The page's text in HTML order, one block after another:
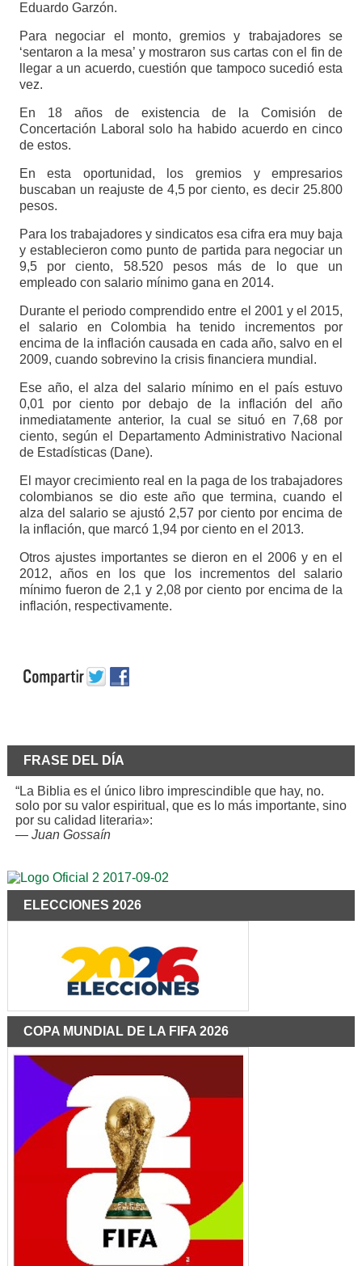
Eduardo Garzón.
Para negociar el monto, gremios y trabajadores se
‘sentaron a la mesa’ y mostraron sus cartas con el fin de
llegar a un acuerdo, cuestión que tampoco sucedió esta
vez.
En 18 años de existencia de la Comisión de
Concertación Laboral solo ha habido acuerdo en cinco
de estos.
En esta oportunidad, los gremios y empresarios
buscaban un reajuste de 4,5 por ciento, es decir 25.800
pesos.
Para los trabajadores y sindicatos esa cifra era muy baja
y establecieron como punto de partida para negociar un
9,5 por ciento, 58.520 pesos más de lo que un
empleado con salario mínimo gana en 2014.
Durante el periodo comprendido entre el 2001 y el 2015,
el salario en Colombia ha tenido incrementos por
encima de la inflación causada en cada año, salvo en el
2009, cuando sobrevino la crisis financiera mundial.
Ese año, el alza del salario mínimo en el país estuvo
0,01 por ciento por debajo de la inflación del año
inmediatamente anterior, la cual se situó en 7,68 por
ciento, según el Departamento Administrativo Nacional
de Estadísticas (Dane).
El mayor crecimiento real en la paga de los trabajadores
colombianos se dio este año que termina, cuando el
alza del salario se ajustó 2,57 por ciento por encima de
la inflación, que marcó 1,94 por ciento en el 2013.
Otros ajustes importantes se dieron en el 2006 y en el
2012, años en los que los incrementos del salario
mínimo fueron de 2,1 y 2,08 por ciento por encima de la
inflación, respectivamente.
FRASE DEL DÍA
“La Biblia es el único libro imprescindible que hay, no.
solo por su valor espiritual, que es lo más importante, sino
por su calidad literaria»:
— Juan Gossaín
ELECCIONES 2026
COPA MUNDIAL DE LA FIFA 2026